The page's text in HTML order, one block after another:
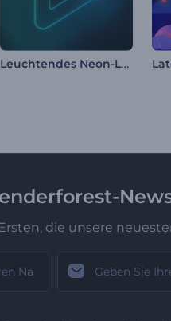
Leuchtendes Neon-Logo
die unsere